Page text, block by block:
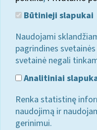
Būtinieji slapukai
Naudojami
pagrindines
svetainė negali
Analitiniai
Renka statistinę
naudojimą ir
gerinimui.